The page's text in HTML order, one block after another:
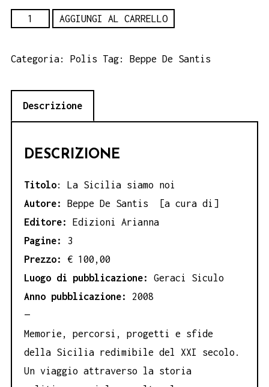
siamo
-
Beppe
Santis
AGGIUNGI AL CARRELLO
Categoria: Polis Tag: Beppe De Santis
Descrizione
DESCRIZIONE
Titolo: La Sicilia siamo noi
Autore: Beppe De Santis [a cura di]
Editore: Edizioni Arianna
Pagine:
3
Prezzo: € 100,00
Luogo di pubblicazione: Geraci Siculo
Anno pubblicazione: 2008
—
Memorie, percorsi, progetti e sfide
della Sicilia redimibile del XXI secolo.
Un viaggio attraverso la storia